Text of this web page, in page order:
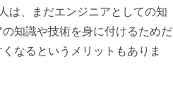
は、まだエンジニアとしての知
知識や技術を身に付けるためだ
なるというメリットもありま